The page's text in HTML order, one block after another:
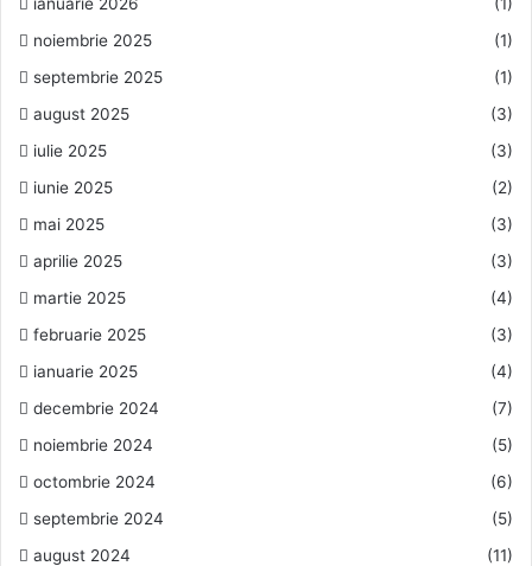
noiembrie 2025
(1)
septembrie 2025
(1)
august 2025
(3)
iulie 2025
(3)
iunie 2025
(2)
mai 2025
(3)
aprilie 2025
(3)
martie 2025
(4)
februarie 2025
(3)
ianuarie 2025
(4)
decembrie 2024
(7)
noiembrie 2024
(5)
octombrie 2024
(6)
septembrie 2024
(5)
august 2024
(11)